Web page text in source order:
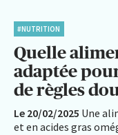
#NUTRITION
Quelle
adaptée
de règles
Le 20/02/2025 Une
et en acides gras